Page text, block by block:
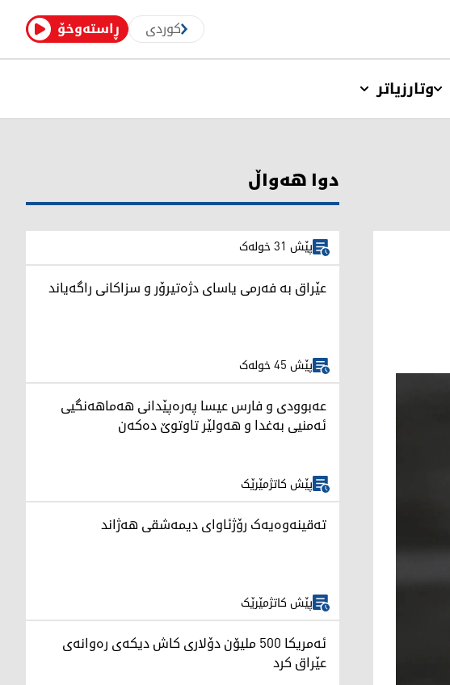
ڕاستەوخۆ کوردی
وتارزیاتر
دوا هەواڵ
پێش 31 خولەک
عێراق بە فەرمی یاسای دژەتیرۆر و سزاکانی راگەیاند
پێش 45 خولەک
عەبوودی و فارس عیسا پەرەپێدانی هەماهەنگیی
ئەمنیی بەغدا و هەولێر تاوتوێ دەکەن
پێش کاتژمێرێک
تەقینەوەیەک رۆژئاوای دیمەشقی هەژاند
پێش کاتژمێرێک
ئەمریکا 500 ملیۆن دۆلاری کاش دیکەی رەوانەی
عێراق کرد